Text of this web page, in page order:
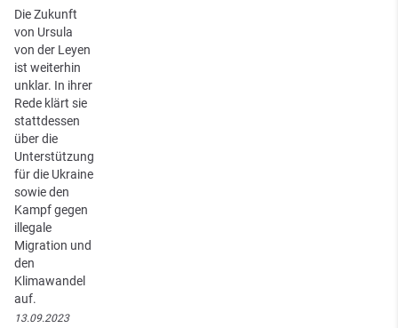
Die Zukunft
von Ursula
von der Leyen
ist weiterhin
unklar. In ihrer
Rede klärt sie
stattdessen
über die
Unterstützung
für die Ukraine
sowie den
Kampf gegen
illegale
Migration und
den
Klimawandel
auf.
13.09.2023